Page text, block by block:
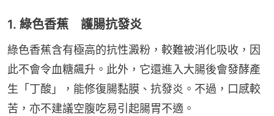
1. 綠色香蕉 護腸抗發炎
綠色香蕉含有極高的抗性澱粉，較難被消化吸收，因
此不會令血糖飆升。此外，它還進入大腸後會發酵產
生「丁酸」，能修復腸黏膜、抗發炎。不過，口感較
苦，亦不建議空腹吃易引起腸胃不適。